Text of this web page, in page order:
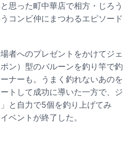
思った町中華店で相方・じろう
コンビ仲にまつわるエピソード
者へのプレゼントをかけてジェ
ン）型のバルーンを釣り竿で釣
ナーも。うまく釣れないあのを
トして成功に導いた一方で、ジ
と自力で5個を釣り上げてみ
ベントが終了した。